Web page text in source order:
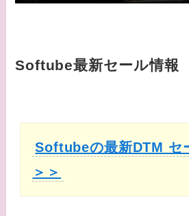
Softube最新セール情報
Softubeの最新DTM セ
＞＞